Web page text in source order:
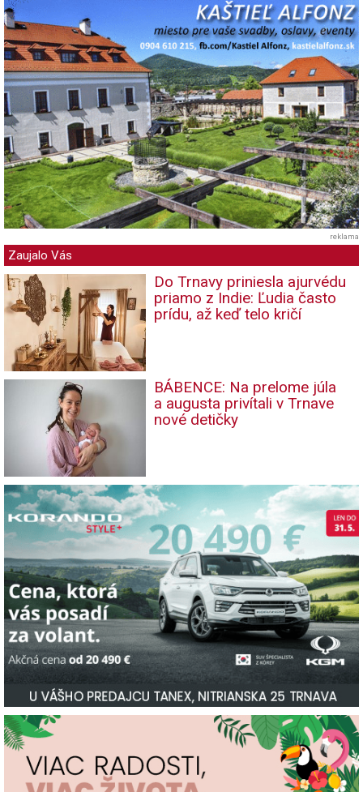
reklama
Zaujalo Vás
Do Trnavy priniesla ajurvédu
priamo z Indie: Ľudia často
prídu, až keď telo kričí
BÁBENCE: Na prelome júla
a augusta privítali v Trnave
nové detičky